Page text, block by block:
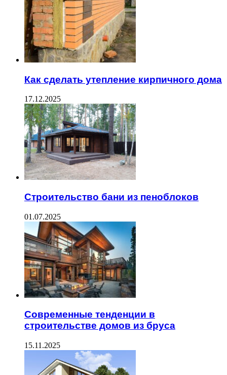
Как сделать утепление кирпичного дома
17.12.2025
Строительство бани из пеноблоков
01.07.2025
Современные тенденции в
строительстве домов из бруса
15.11.2025